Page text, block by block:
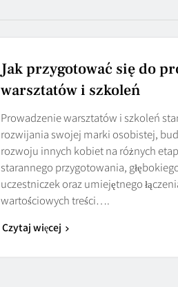
Jak przygotować się do
warsztatów i szkoleń
Prowadzenie warsztatów i szkoleń
rozwijania swojej marki osobistej,
rozwoju innych kobiet na różnych
starannego przygotowania,
uczestniczek oraz umiejętnego
wartościowych treści….
Czytaj więcej